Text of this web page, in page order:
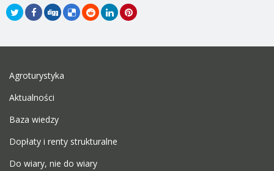
Agroturystyka
Aktualności
Baza wiedzy
Dopłaty i renty strukturalne
Do wiary, nie do wiary